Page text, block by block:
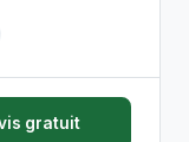
gratuit